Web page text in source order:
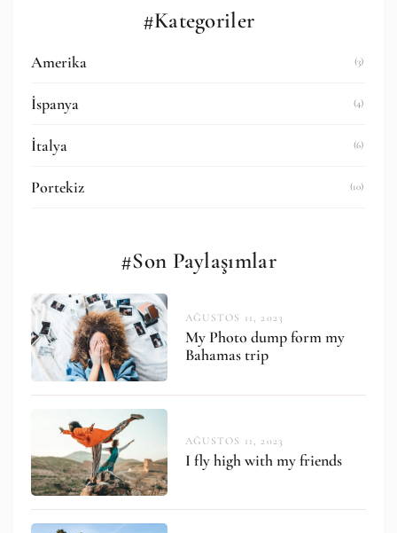
#Kategoriler
Amerika (3)
İspanya (4)
İtalya (6)
Portekiz (10)
#Son Paylaşımlar
AĞUSTOS 11, 2023
My Photo dump form my
Bahamas trip
AĞUSTOS 11, 2023
I fly high with my friends